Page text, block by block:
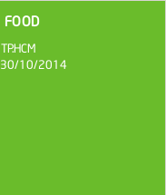
VND
PET Hũ 450g
Thuỷ Tinh 150g
30/10/2014